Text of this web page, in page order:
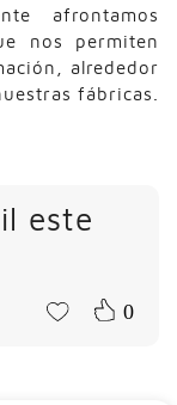
afrontamos
nos permiten
alrededor
fábricas.
este
0